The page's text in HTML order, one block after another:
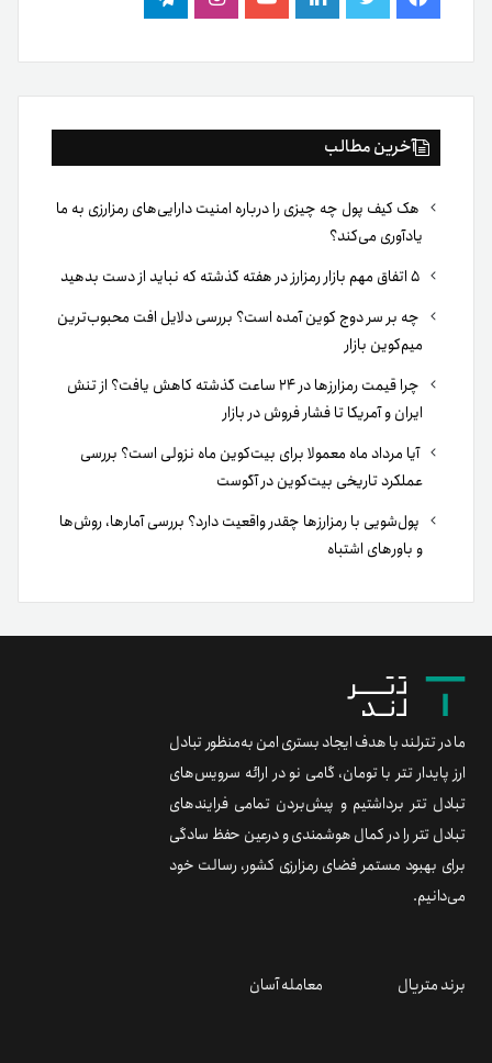
فیس
بوک
توییتر لینکدینیوتیوباینستاگرام
تلگرام
آخرین مطالب
هک کیف پول چه چیزی را درباره امنیت دارایی‌های رمزارزی به ما
یادآوری می‌کند؟
چه بر سر دوج کوین آمده است؟ بررسی دلایل افت محبوب‌ترین
میم‌کوین بازار
چرا قیمت رمزارزها در ۲۴ ساعت گذشته کاهش یافت؟ از تنش
ایران و آمریکا تا فشار فروش در بازار
آیا مرداد ماه معمولا برای بیت‌کوین ماه نزولی است؟ بررسی
عملکرد تاریخی بیت‌کوین در آگوست
پول‌شویی با رمزارزها چقدر واقعیت دارد؟ بررسی آمارها، روش‌ها
و باورهای اشتباه
ما در تترلند با هدف ایجاد بستری امن به‌منظور تبادل
ارز پایدار تتر با تومان، گامی نو در ارائه سرویس‌های
تبادل تتر برداشتیم و پیش‌بردن تمامی فرایندهای
تبادل تتر را در کمال هوشمندی و درعین حفظ سادگی
برای بهبود مستمر فضای رمزارزی کشور، رسالت خود
می‌دانیم.
برند متریال معامله آسان